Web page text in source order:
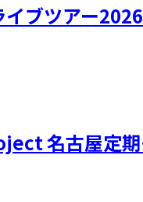
ブツアー
名古屋定期